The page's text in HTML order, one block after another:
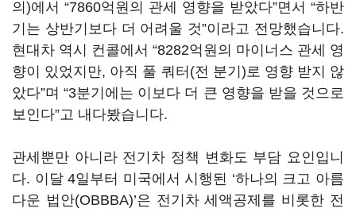
의)에서 “7860억원의 관세 영향을 받았다”면서 “하반
기는 상반기보다 더 어려울 것”이라고 전망했습니다.
현대차 역시 컨콜에서 “8282억원의 마이너스 관세 영
향이 있었지만, 아직 풀 쿼터(전 분기)로 영향 받지 않
았다”며 “3분기에는 이보다 더 큰 영향을 받을 것으로
보인다”고 내다봤습니다.
관세뿐만 아니라 전기차 정책 변화도 부담 요인입니
다. 이달 4일부터 미국에서 시행된 ‘하나의 크고 아름
다운 법안(OBBBA)’은 전기차 세액공제를 비롯한 전